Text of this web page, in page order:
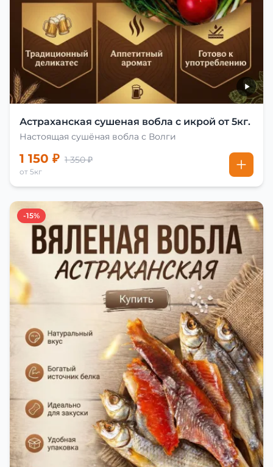
Астраханская сушеная вобла с икрой от 5кг.
Настоящая сушёная вобла с Волги
1 150 ₽ 1 350 ₽
от 5кг
-15%